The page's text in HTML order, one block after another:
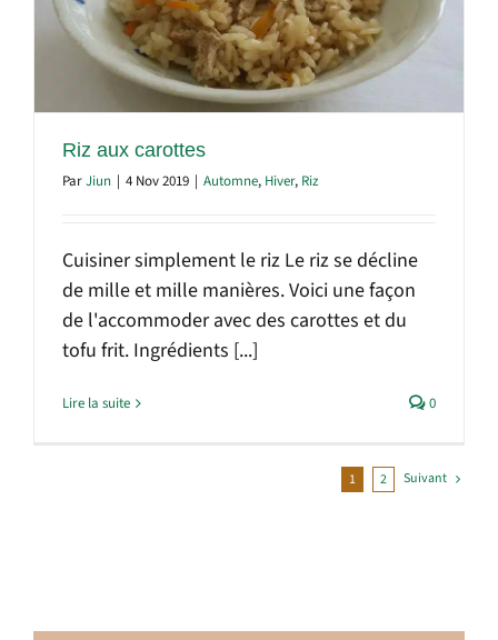
Riz aux carottes
ParJiun | 4 Nov 2019 | Automne, Hiver, Riz
Cuisiner simplement le riz Le riz se décline
de mille et mille manières. Voici une façon
de l'accommoder avec des carottes et du
tofu frit. Ingrédients [...]
Lire la suite 0
1 2 Suivant